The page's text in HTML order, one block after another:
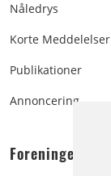
Nåledrys
Korte Meddelelser
Publikationer
Annoncering
Foreningen: